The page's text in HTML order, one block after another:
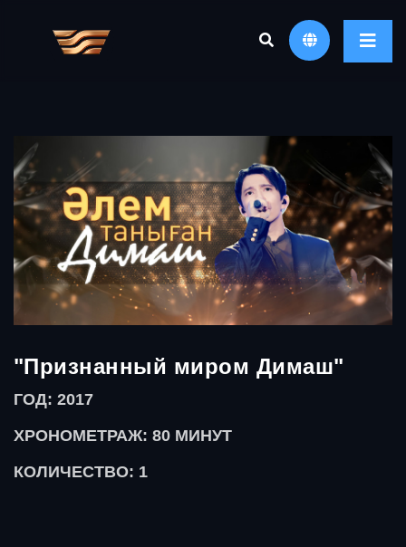
"Признанный миром Димаш"
ГОД: 2017
ХРОНОМЕТРАЖ: 80 МИНУТ
КОЛИЧЕСТВО: 1